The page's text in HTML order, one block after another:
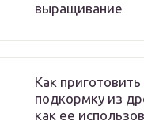
выращивание
Как приготовить
подкормку из
как ее